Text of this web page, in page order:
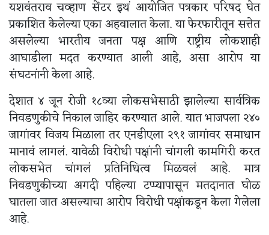
यशवंतराव चव्हाण सेंटर इथं आयोजित पत्रकार परिषद घेत
प्रकाशित केलेल्या एका अहवालात केला. या फेरफारीतून सत्तेत
असलेल्या भारतीय जनता पक्ष आणि राष्ट्रीय लोकशाही
आघाडीला मदत करण्यात आली आहे, असा आरोप या
संघटनांनी केला आहे.
देशात ४ जून रोजी १८व्या लोकसभेसाठी झालेल्या सार्वत्रिक
निवडणुकीचे निकाल जाहिर करण्यात आले. यात भाजपला २४०
जागांवर विजय मिळाला तर एनडीएला २९१ जागांवर समाधान
मानावं लागलं. यावेळी विरोधी पक्षांनी चांगली कामगिरी करत
लोकसभेत चांगलं प्रतिनिधित्व मिळवलं आहे. मात्र
निवडणुकीच्या अगदी पहिल्या टप्प्यापासून मतदानात घोळ
घातला जात असल्याचा आरोप विरोधी पक्षांकडून केला गेलेला
आहे.